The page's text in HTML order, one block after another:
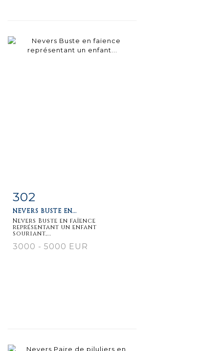
Item detail
302
NEVERS BUSTE EN...
Nevers Buste en faïence
représentant un enfant
souriant,...
3000 - 5000 EUR